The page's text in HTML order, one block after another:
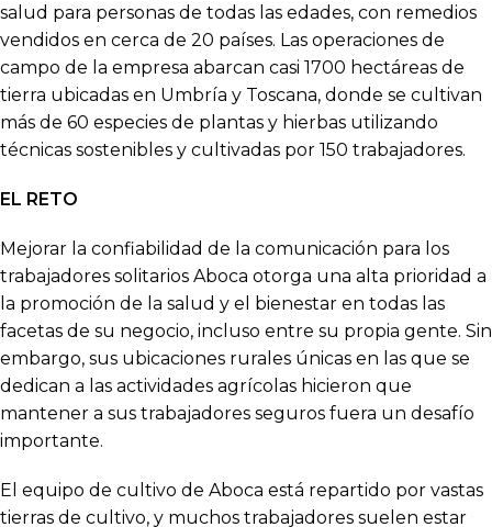
salud para personas de todas las edades, con remedios
vendidos en cerca de 20 países. Las operaciones de
campo de la empresa abarcan casi 1700 hectáreas de
tierra ubicadas en Umbría y Toscana, donde se cultivan
más de 60 especies de plantas y hierbas utilizando
técnicas sostenibles y cultivadas por 150 trabajadores.
EL RETO
Mejorar la confiabilidad de la comunicación para los
trabajadores solitarios Aboca otorga una alta prioridad a
la promoción de la salud y el bienestar en todas las
facetas de su negocio, incluso entre su propia gente. Sin
embargo, sus ubicaciones rurales únicas en las que se
dedican a las actividades agrícolas hicieron que
mantener a sus trabajadores seguros fuera un desafío
importante.
El equipo de cultivo de Aboca está repartido por vastas
tierras de cultivo, y muchos trabajadores suelen estar